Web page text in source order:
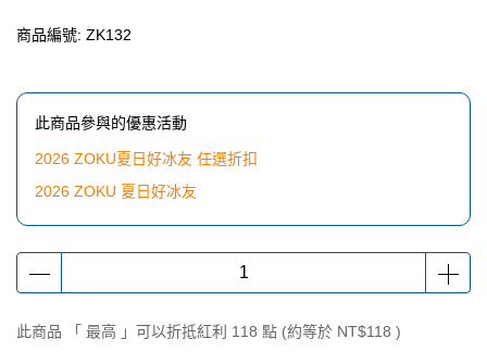
商品編號: ZK132
此商品參與的優惠活動
2026 ZOKU夏日好冰友 任選折扣
2026 ZOKU 夏日好冰友
此商品 「 最高 」可以折抵紅利 118 點 (約等於 NT$118 )